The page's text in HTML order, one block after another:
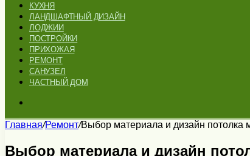
КУХНЯ
ЛАНДШАФТНЫЙ ДИЗАЙН
ЛОДЖИИ
ПОСТРОЙКИ
ПРИХОЖАЯ
РЕМОНТ
САНУЗЕЛ
ЧАСТНЫЙ ДОМ
Главная/Ремонт/Выбор материала и дизайн потолка
Выбор материала и дизайн